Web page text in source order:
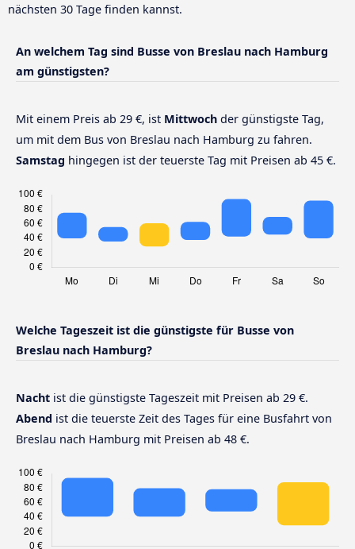
nächsten 30 Tage finden kannst.
An welchem Tag sind Busse von Breslau nach Hamburg
am günstigsten?
Mit einem Preis ab 29 €, ist Mittwoch der günstigste Tag,
um mit dem Bus von Breslau nach Hamburg zu fahren.
Samstag hingegen ist der teuerste Tag mit Preisen ab 45 €.
Welche Tageszeit ist die günstigste für Busse von
Breslau nach Hamburg?
Nacht ist die günstigste Tageszeit mit Preisen ab 29 €.
Abend ist die teuerste Zeit des Tages für eine Busfahrt von
Breslau nach Hamburg mit Preisen ab 48 €.